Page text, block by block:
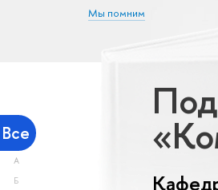
Мы помним
Все
А
Б